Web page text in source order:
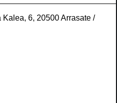
6, 20500 Arrasate /